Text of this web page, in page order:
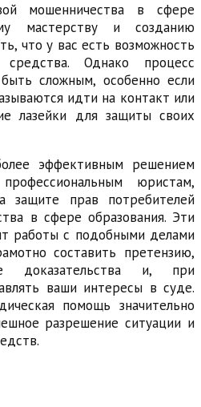
мошенничества в сфере
мастерству и созданию
что у вас есть возможность
средства. Однако процесс
сложным, особенно если
идти на контакт или
лазейки для защиты своих
эффективным решением
юристам,
защите прав потребителей
в сфере образования. Эти
работы с подобными делами
составить претензию,
доказательства и, при
ваши интересы в суде.
помощь значительно
разрешение ситуации и